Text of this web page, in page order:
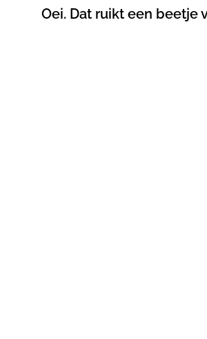
Oei. Dat ruikt een beetje